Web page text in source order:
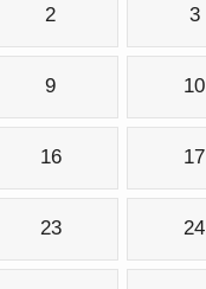
2 3
9 10
16 17
23 24